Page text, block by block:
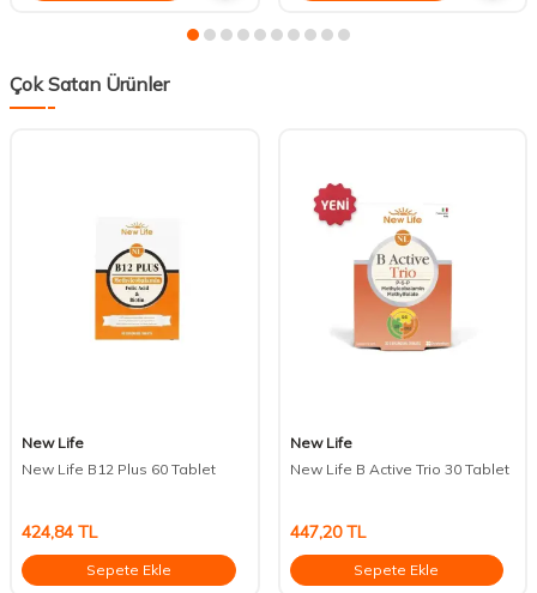
Çok Satan Ürünler
New Life
New Life B12 Plus 60 Tablet
424,84 TL
Sepete Ekle
New Life
New Life B Active Trio 30 Tablet
447,20TL
Sepete Ekle